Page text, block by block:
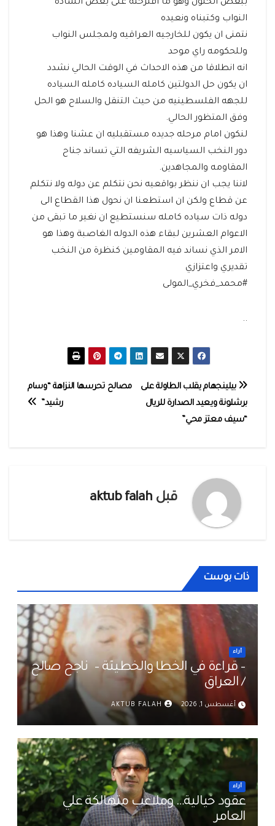
ببعض الحلول وهو ما اقترحته على بعض الساده
النواب وكتبناه ونعيده
نتمنى ان يكون للخارجيه العراقيه ولمجلس النواب
وللحكومه راي موحد
انه انطلاقا من هذه الاحداث في الوقت الحالي نشدد
ان يكون حل الدولتين كامله السياده كامله السياده
للجهه الفلسطينيه من حيث التنقل والسلاح هو الحل
وفق المتظور الحالي.
لنكون امام مرحله جديده مستقبليه ان عشنا وهذا هو
دور النخب السياسيه الشريفه التي تساند جناح
المقاومه والمجاهدين.
لاننا يجب ان ننظر بواقعيه نحن نتكلم عن دوله ولا نتكلم
عن قطاع ولكن ان استطعنا ان نحول هذا القطاع الى
دوله ذات سياده كامله سنستطيع ان نغير ما تبقى من
الاعوام العشرين لبقاء هذه الدوله الغاصبة وهذا هو
الامر الذي نساند فيه المقاومين كنظرة من النخب
تقديري واعتزازي
#محمد_فخري_المولى
..
تصفّح
المقالات
مصالح تحرسها النزاهة “وسام
رشيد”
بيلينجهام يقلب الطاولة على
برشلونة ويعيد الصدارة للريال
“سيف معتز محي”
قبلaktub falah
ذات بوست
أراء
– قراءة في الخطأ والخطيئة – ناجح صالح
/ العراق
أغسطس 1, 2026 AKTUB FALAH
أراء
عقود خيالية… وملاعب متهالكة علي
العامر